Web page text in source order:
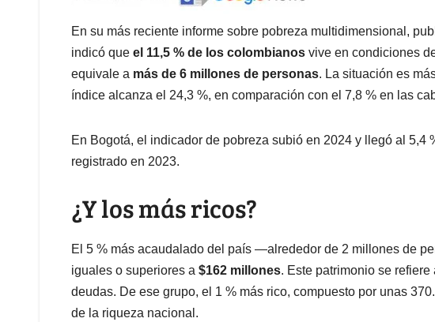
En su más reciente informe sobre pobreza multidimensional,
indicó que el 11,5 % de los colombianos vive en condiciones
equivale a más de 6 millones de personas. La situación es
índice alcanza el 24,3 %, en comparación con el 7,8 % en las
En Bogotá, el indicador de pobreza subió en 2024 y llegó al 5,4
registrado en 2023.
¿Y los más ricos?
El 5 % más acaudalado del país —alrededor de 2 millones de
iguales o superiores a $162 millones. Este patrimonio se
deudas. De ese grupo, el 1 % más rico, compuesto por unas
de la riqueza nacional.